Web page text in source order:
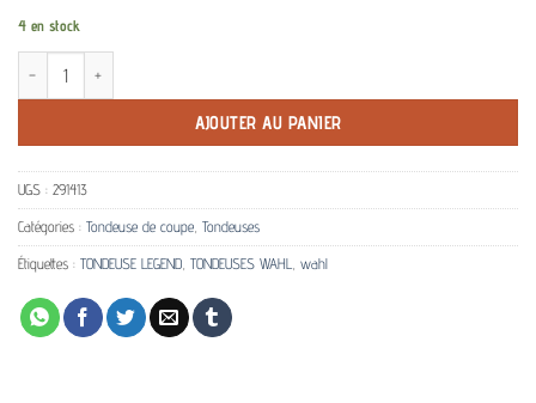
4 en stock
quantité de Tondeuse de coupe pro LEGEND CORDLESS WAHL
AJOUTER AU PANIER
UGS : 291413
Catégories : Tondeuse de coupe Tondeuses
Étiquettes : TONDEUSE LEGEND TONDEUSES WAHL wahl